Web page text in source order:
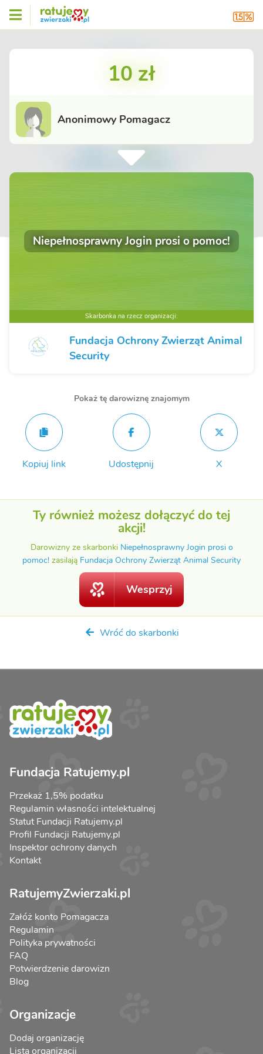
10 zł
Anonimowy Pomagacz
Niepełnosprawny Jogin prosi o pomoc!
Skarbonka na rzecz organizacji:
Fundacja Ochrony Zwierząt Animal
Security
Pokaż tę darowiznę znajomym
Kopiuj link Udostępnij X
Ty również możesz dołączyć do tej
akcji!
Darowizny ze skarbonki Niepełnosprawny Jogin prosi o
pomoc! zasilają Fundacja Ochrony Zwierząt Animal Security
Wesprzyj
Wróć do skarbonki
Fundacja Ratujemy.pl
Przekaż 1,5% podatku
Regulamin własności intelektualnej
Statut Fundacji Ratujemy.pl
Profil Fundacji Ratujemy.pl
Inspektor ochrony danych
Kontakt
RatujemyZwierzaki.pl
Załóż konto Pomagacza
Regulamin
Polityka prywatności
FAQ
Potwierdzenie darowizn
Blog
Organizacje
Dodaj organizację
Lista organizacji